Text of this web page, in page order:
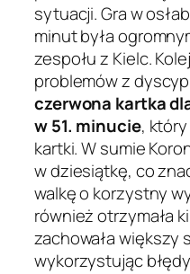
sytuacji. Gra w
minut była
zespołu z Kielc.
problemów z
czerwona kartka
w 51. minucie,
kartki. W sumie
w dziesiątkę, co
walkę o korzystny
również otrzymała
zachowała większy
wykorzystując